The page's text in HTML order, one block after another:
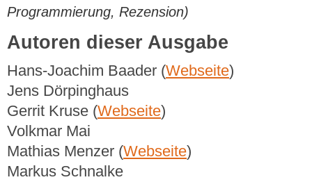
Programmierung, Rezension)
Autoren dieser Ausgabe
Hans-Joachim Baader (Webseite)
Jens Dörpinghaus
Gerrit Kruse (Webseite)
Volkmar Mai
Mathias Menzer (Webseite)
Markus Schnalke